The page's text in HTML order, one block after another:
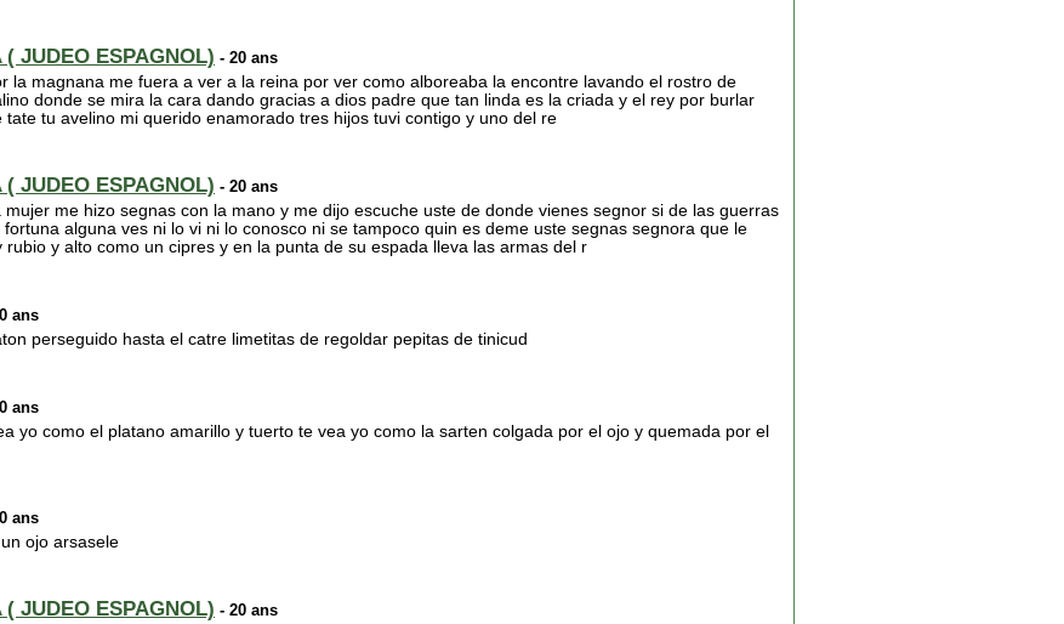
JUDEO ESPAGNOL) - 20 ans
la magnana me fuera a ver a la reina por ver como alboreaba la encontre lavando el rostro de
donde se mira la cara dando gracias a dios padre que tan linda es la criada y el rey por burlar
tu avelino mi querido enamorado tres hijos tuvi contigo y uno del re
JUDEO ESPAGNOL) - 20 ans
me hizo segnas con la mano y me dijo escuche uste de donde vienes segnor si de las guerras
alguna ves ni lo vi ni lo conosco ni se tampoco quin es deme uste segnas segnora que le
y alto como un cipres y en la punta de su espada lleva las armas del r
ans
perseguido hasta el catre limetitas de regoldar pepitas de tinicud
ans
yo como el platano amarillo y tuerto te vea yo como la sarten colgada por el ojo y quemada por el
ans
ojo arsasele
JUDEO ESPAGNOL) - 20 ans